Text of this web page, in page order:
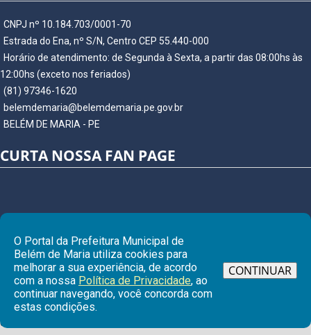
CNPJ nº 10.184.703/0001-70
Estrada do Ena, nº S/N, Centro CEP 55.440-000
Horário de atendimento: de Segunda à Sexta, a partir das 08:00hs às
12:00hs (exceto nos feriados)
(81) 97346-1620
belemdemaria@belemdemaria.pe.gov.br
BELÉM DE MARIA - PE
CURTA NOSSA FAN PAGE
© Copyright 2026 Prefeitura Municipal de BELÉM DE MARIA | Todos os
direitos reservados
O Portal da Prefeitura Municipal de
Belém de Maria utiliza cookies para
melhorar a sua experiência, de acordo
com a nossa Política de Privacidade, ao
continuar navegando, você concorda com
estas condições.
CONTINUAR